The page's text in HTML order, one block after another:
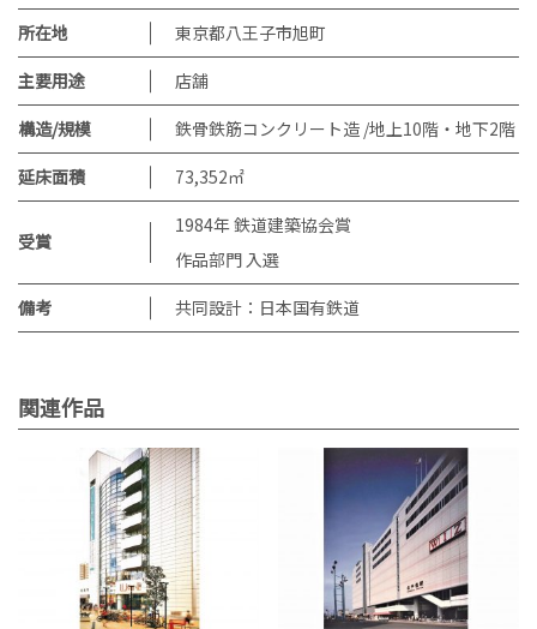
所在地
東京都八王子市旭町
主要用途
店舗
構造/規模
鉄骨鉄筋コンクリート造 /地上10階・地下2階
延床面積
73,352㎡
受賞
1984年 鉄道建築協会賞
作品部門 入選
備考
共同設計：日本国有鉄道
関連作品